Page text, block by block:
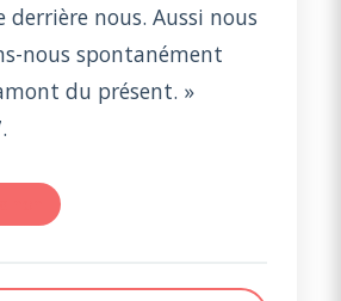
derrière nous. Aussi nous
nous spontanément
du présent. »